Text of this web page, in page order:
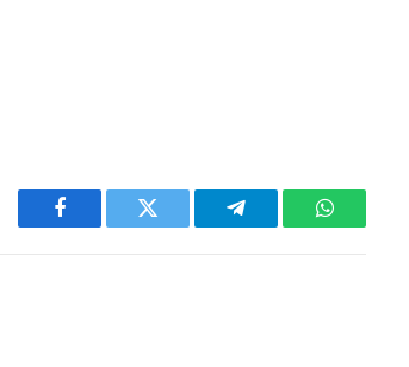
Facebook Twitter Telegram